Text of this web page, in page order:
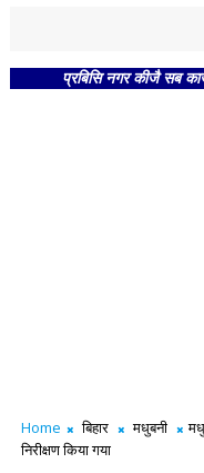
प्रबिसि नगर कीजै सब काजा ।
Home बिहार मधुबनी
निरीक्षण किया गया